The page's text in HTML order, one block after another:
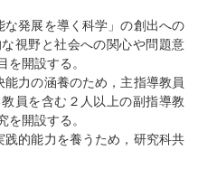
な発展を導く科学」の創出への
視野と社会への関心や問題意
開設する。
能力の涵養のため，主指導教員
員を含む２人以上の副指導教
を開設する。
践的能力を養うため，研究科共